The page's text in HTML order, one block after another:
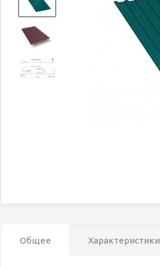
Общее Характеристики